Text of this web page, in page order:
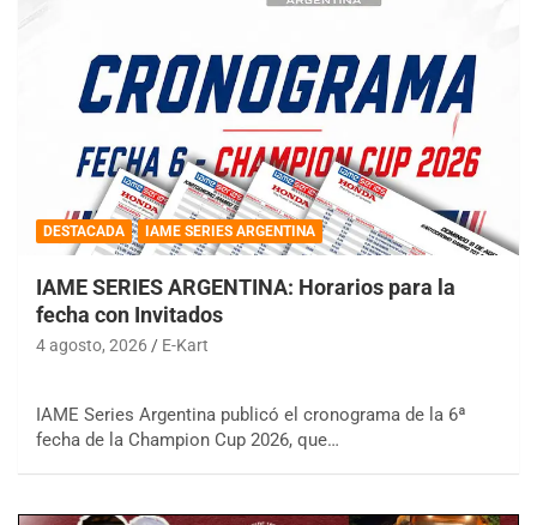
DESTACADA IAME SERIES ARGENTINA
IAME SERIES ARGENTINA: Horarios para la
fecha con Invitados
4 agosto, 2026 E-Kart
IAME Series Argentina publicó el cronograma de la 6ª
fecha de la Champion Cup 2026, que…